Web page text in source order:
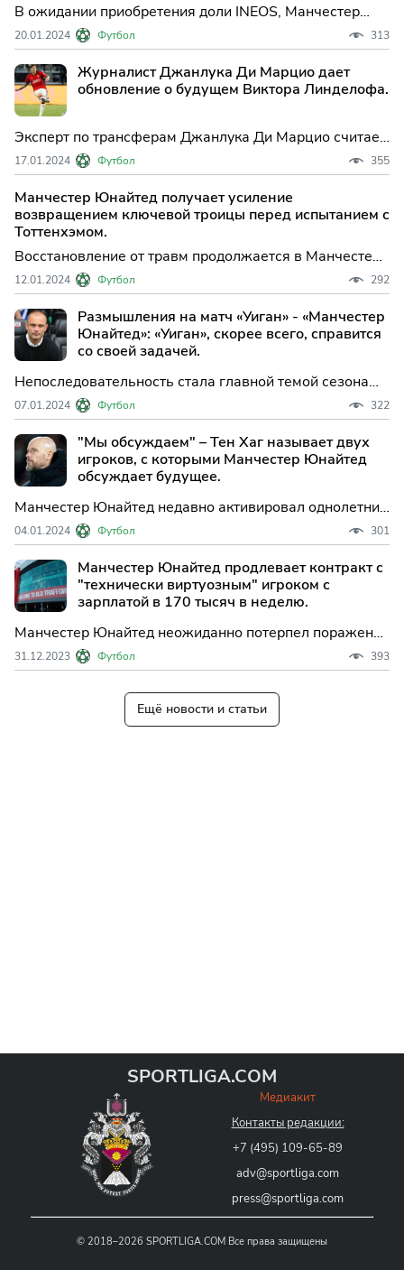
В ожидании приобретения доли INEOS, Манчестер
Юнайтед готовится к стратегической перестройке
обороны в предстоящем летнем трансферном окне,
сообщают источники ESPN.
20.01.2024 Футбол 313
Журналист Джанлука Ди Марцио дает
обновление о будущем Виктора Линделофа.
Эксперт по трансферам Джанлука Ди Марцио считает,
что если Виктор Линделеф покинет Манчестер
Юнайтед, у него будет только один выбор в Италии.
17.01.2024 Футбол 355
Манчестер Юнайтед получает усиление
возвращением ключевой троицы перед испытанием с
Тоттенхэмом.
Восстановление от травм продолжается в Манчестер
Юнайтед, и команда может быть усилена в
предстоящем матче против Тоттенхэма. Касемиро,
Лисандро Мартинес и Люк Шоу могут вернуться в
строй после долгих перерывов.
12.01.2024 Футбол 292
Размышления на матч «Уиган» - «Манчестер
Юнайтед»: «Уиган», скорее всего, справится
со своей задачей.
Непоследовательность стала главной темой сезона
«Красных дьяволов», и они не будут полны
уверенности, отправляясь в гости к «Уигану» на матч
третьего раунда «Кубка Англии» в понедельник (23.15
мск.), несмотря на то, что хозяева занимают 17-е
место в
07.01.2024 Футбол 322
"Мы обсуждаем" – Тен Хаг называет двух
игроков, с которыми Манчестер Юнайтед
обсуждает будущее.
Манчестер Юнайтед недавно активировал однолетние
продления контрактов нескольких игроков, но Эрик
тен Хаг назвал еще двух звезд, с которыми клуб из
Манчестера ведет переговоры о их будущем.
04.01.2024 Футбол 301
Манчестер Юнайтед продлевает контракт с
"технически виртуозным" игроком с
зарплатой в 170 тысяч в неделю.
Манчестер Юнайтед неожиданно потерпел поражение
от Ноттингем Форест 30 декабря. Команда Эрика тен
Хага стремилась одержать победу, которая могла бы
31.12.2023 Футбол 393
Ещё новости и статьи
SPORTLIGA.COM
Медиакит
Контакты редакции:
+7 (495) 109-65-89
adv@sportliga.com
press@sportliga.com
© 2018–2026 SPORTLIGA.COM Все права защищены